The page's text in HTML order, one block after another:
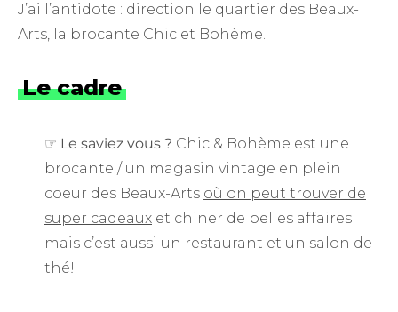
J’ai l’antidote : direction le quartier des Beaux-
Arts, la brocante Chic et Bohème.
Le cadre
☞ Le saviez vous ? Chic & Bohème est une
brocante / un magasin vintage en plein
coeur des Beaux-Arts où on peut trouver de
super cadeaux et chiner de belles affaires
mais c’est aussi un restaurant et un salon de
thé!